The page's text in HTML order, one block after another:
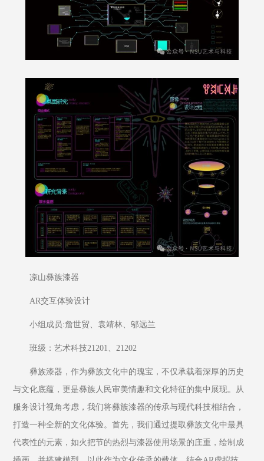
凉山彝族漆器
AR交互体验设计
小组成员:詹世贸、袁靖林、邬远兰
班级：艺术科技21201、21202
彝族漆器，作为彝族文化中的瑰宝，不仅承载着深厚的历史
与文化底蕴，更是彝族人民审美情趣和文化特征的集中展现。从
服务设计视角考虑，我们将彝族漆器的传承与现代科技相结合，
打造一种全新的文化体验。首先，我们通过提取彝族文化中最具
代表性的元素，如火把节的热烈与漆器使用场景的庄重，绘制成